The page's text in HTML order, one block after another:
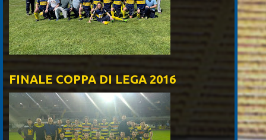
FINALE COPPA DI LEGA 2016